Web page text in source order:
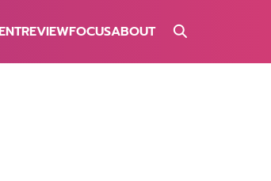
REVIEWFOCUSABOUT